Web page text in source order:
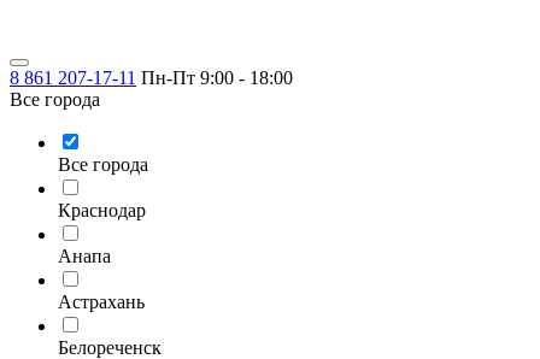
8 861 207-17-11 Пн-Пт 9:00 - 18:00
Все города
Все города
Краснодар
Анапа
Астрахань
Белореченск